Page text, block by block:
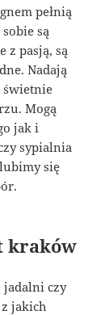
pełnią
są
z pasją, są
Nadają
świetnie
Mogą
jak i
sypialnia
się
kraków
jadalni czy
jakich